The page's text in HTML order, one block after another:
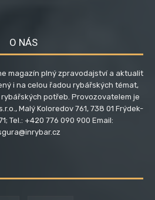
O NÁS
magazín plný zpravodajství a aktualit
i na celou řadou rybářských témat,
potřeb. Provozovatelem je
Malý Koloredov 761, 738 01 Frýdek-
Tel.: +420 776 090 900 Email: